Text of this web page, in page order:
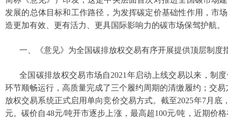
发展的总体目标和工作路径，为发挥碳定价基础性作用，市
造更加有效、更有活力、更具国际影响力的碳市场保驾护航。
一、《意见》为全国碳排放权交易有序开展提供顶层制度
全国碳排放权交易市场自2021年启动上线交易以来，制
环节顺畅运行，高质量完成了三个履约周期的清缴履约；交
放权交易系统正式启用单向竞价交易方式。截至2025年7月底
元。碳价自48元/吨开市逐步上涨，最高超100元/吨，近期价